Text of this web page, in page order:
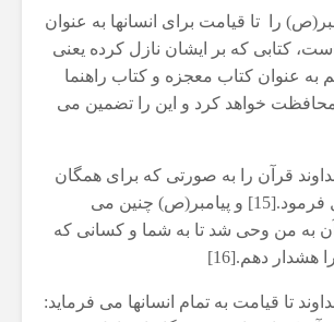
را تا قیامت برای انسانها به عنوان
کتابی که بر ایشان نازل کرده یعنی
به عنوان کتاب معجزه و کتاب راهنما
محافظت خواهد کرد و این را تضمین می
قرآن را به صورتی که برای همگان
آشکار باشد نازل فرمود.[15] و پیامبر(ص) چنین می
به من وحی شد تا به شما و کسانی که
هشدار دهم.[16]
تا قیامت به تمام انسانها می فرماید: